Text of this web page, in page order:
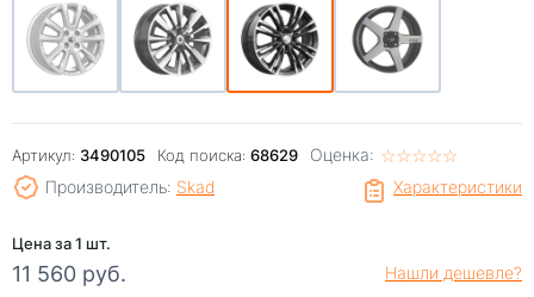
Артикул: 3490105 Код поиска: 68629 Оценка: ☆☆☆☆☆
★★★★★
Характеристики
Производитель: Skad
Цена за 1 шт.
11 560 руб. Нашли дешевле?